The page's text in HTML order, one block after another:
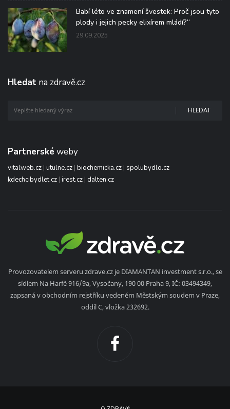
Babí léto ve znamení švestek: Proč jsou tyto
plody i jejich pecky elixírem mládí?“
29.09.2025
Hledat na zdravě.cz
HLEDAT
Partnerské weby
vitalweb.cz | utulne.cz | biochemicka.cz | spolubydlo.cz
kdechcibydlet.cz | irest.cz | dalten.cz
Provozovatelem serveru zdrave.cz je DIAMANTAN investment s.r.o., se
sídlem Na Harfě 916/9a, Vysočany, 190 00 Praha 9, IČ: 03494349,
zapsaná v obchodním rejstříku vedeném Městským soudem v Praze,
oddíl C, vložka 232692.